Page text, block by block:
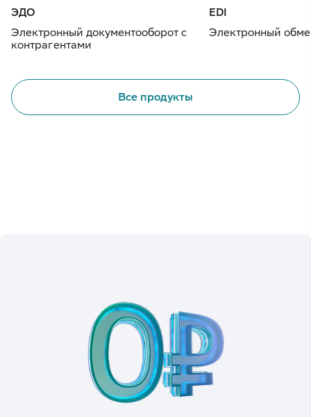
ЭДО
Электронный документооборот с
контрагентами
EDI
Электронный
Все продукты